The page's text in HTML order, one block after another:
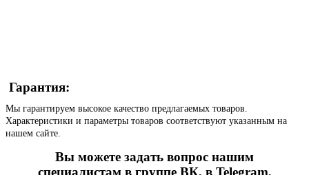
Гарантия:
Мы гарантируем высокое качество предлагаемых товаров.
Характеристики и параметры товаров соответствуют указанным на
нашем сайте.
Вы можете задать вопрос нашим
специалистам в группе ВК, в Telegram,